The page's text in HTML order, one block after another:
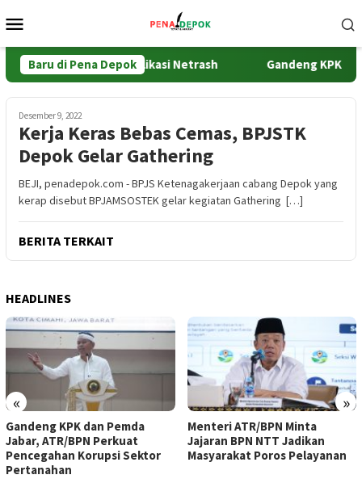
ke
Mobile
Baru di Pena Depok
Implementasikan Aplikasi Netrash Gandeng KPK
Desember 9, 2022
Kerja Keras Bebas Cemas, BPJSTK
Depok Gelar Gathering
BEJI, penadepok.com - BPJS Ketenagakerjaan cabang Depok yang
kerap disebut BPJAMSOSTEK gelar kegiatan Gathering […]
BERITA TERKAIT
HEADLINES
« »
Gandeng KPK dan Pemda
Jabar, ATR/BPN Perkuat
Pencegahan Korupsi Sektor
Pertanahan
Menteri ATR/BPN Minta
Jajaran BPN NTT Jadikan
Masyarakat Poros Pelayanan